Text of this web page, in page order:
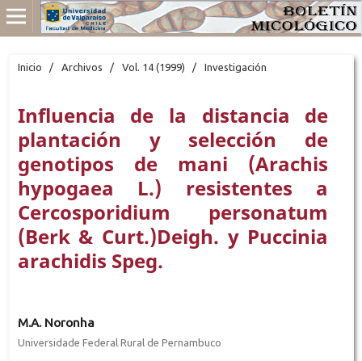
Inicio / Archivos / Vol. 14 (1999) / Investigación
Influencia de la distancia de
plantación y selección de
genotipos de mani (Arachis
hypogaea L.) resistentes a
Cercosporidium personatum
(Berk & Curt.)Deigh. y Puccinia
arachidis Speg.
M.A. Noronha
Universidade Federal Rural de Pernambuco